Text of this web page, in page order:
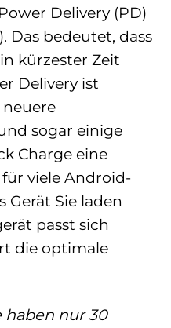
Delivery (PD)
Das bedeutet, dass
kürzester Zeit
Delivery ist
sogar einige
Charge eine
viele Android-
Gerät Sie laden
passt sich
die optimale
haben nur 30